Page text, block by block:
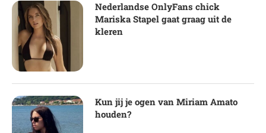
Nederlandse OnlyFans chick
Mariska Stapel gaat graag uit de
kleren
Kun jij je ogen van Miriam Amato
houden?